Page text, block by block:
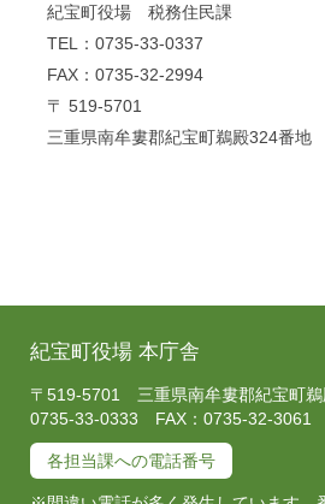
紀宝町役場 税務住民課
TEL：0735-33-0337
FAX：0735-32-2994
〒 519-5701
三重県南牟婁郡紀宝町鵜殿324番地
紀宝町役場 本庁舎
〒519-5701 三重県南牟婁郡紀宝町
0735-33-0333 FAX：0735-32-3061
各担当課への電話番号